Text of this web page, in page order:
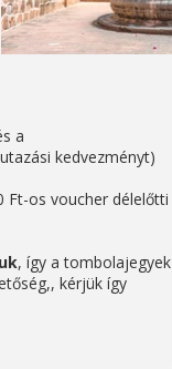
a
kedvezményt)
Ft-os voucher délelőtti
, így a tombolajegyek
kérjük így